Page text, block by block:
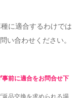
に適合するわけでは
い合わせください。
前に適合をお問合せ下
品交換を求められる場